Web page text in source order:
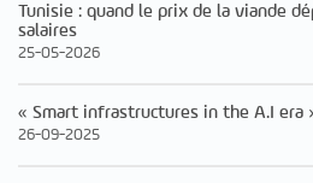
Tunisie : quand le prix de la viande
salaires
25-05-2026
« Smart infrastructures in the A.I era
26-09-2025